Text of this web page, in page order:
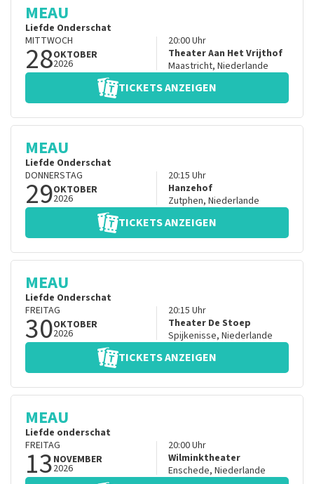
MEAU
Liefde Onderschat
MITTWOCH
28OKTOBER
2026
20:00Uhr
Theater Aan Het Vrijthof
Maastricht, Niederlande
TICKETS ANZEIGEN
MEAU
Liefde Onderschat
DONNERSTAG
29OKTOBER
2026
20:15 Uhr
Hanzehof
Zutphen, Niederlande
TICKETS ANZEIGEN
MEAU
Liefde Onderschat
FREITAG
30OKTOBER
2026
20:15 Uhr
Theater De Stoep
Spijkenisse, Niederlande
TICKETS ANZEIGEN
MEAU
Liefde onderschat
FREITAG
13NOVEMBER
2026
20:00Uhr
Wilminktheater
Enschede, Niederlande